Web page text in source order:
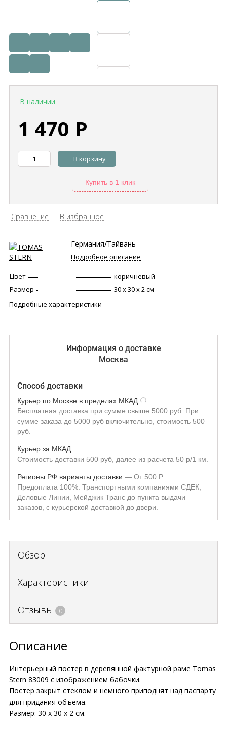
В наличии
1 470 Р
В корзину
Купить в 1 клик
Сравнение В избранное
Германия/Тайвань
Подробное описание
Цвет
коричневый
Размер
30 х 30 х 2 см
Подробные характеристики
Информация о доставке
Москва
Способ доставки
Курьер по Москве в пределах МКАД
Бесплатная доставка при сумме свыше 5000 руб. При
сумме заказа до 5000 руб включительно, стоимость 500
руб.
Курьер за МКАД
Стоимость доставки 500 руб, далее из расчета 50 р/1 км.
Регионы РФ варианты доставки От 500 Р
Предоплата 100%. Транспортными компаниями СДЕК,
Деловые Линии, Мейджик Транс до пункта выдачи
заказов, с курьерской доставкой до двери.
Обзор
Характеристики
Отзывы 0
Описание
Интерьерный постер в деревянной фактурной раме Tomas
Stern 83009 с изображением бабочки.
Постер закрыт стеклом и немного приподнят над паспарту
для придания объема.
Размер: 30 х 30 х 2 см.